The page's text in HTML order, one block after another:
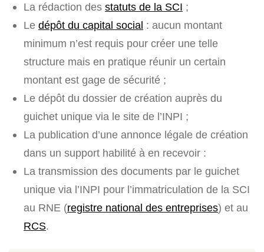
La rédaction des statuts de la SCI ;
Le dépôt du capital social : aucun montant
minimum n’est requis pour créer une telle
structure mais en pratique réunir un certain
montant est gage de sécurité ;
Le dépôt du dossier de création auprès du
guichet unique via le site de l’INPI ;
La publication d’une annonce légale de création
dans un support habilité à en recevoir :
La transmission des documents par le guichet
unique via l’INPI pour l’immatriculation de la SCI
au RNE (registre national des entreprises) et au
RCS.